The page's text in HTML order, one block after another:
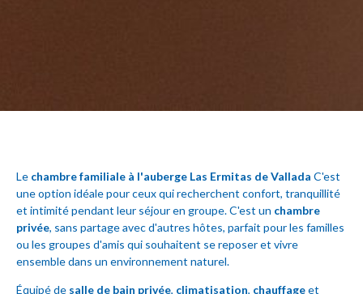
Le chambre familiale à l'auberge Las Ermitas de Vallada C'est
une option idéale pour ceux qui recherchent confort, tranquillité
et intimité pendant leur séjour en groupe. C'est un chambre
privée, sans partage avec d'autres hôtes, parfait pour les familles
ou les groupes d'amis qui souhaitent se reposer et vivre
ensemble dans un environnement naturel.
Équipé de salle de bain privée, climatisation, chauffageet